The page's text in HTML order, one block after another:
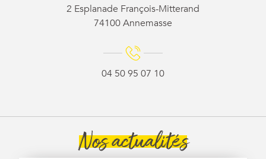
2 Esplanade François-Mitterand
74100 Annemasse
04 50 95 07 10
Nos actualités